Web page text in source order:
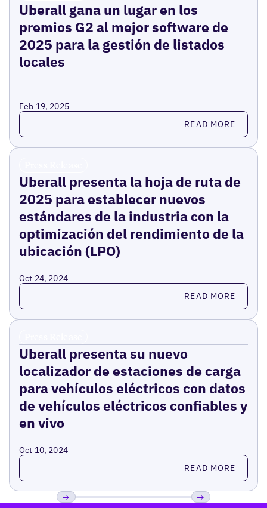
Uberall gana un lugar en los
premios G2 al mejor software de
2025 para la gestión de listados
locales
Feb 19, 2025
Read more READ MORE
Uberall presenta la hoja de ruta de
2025 para establecer nuevos
estándares de la industria con la
optimización del rendimiento de la
ubicación (LPO)
Oct 24, 2024
Read more READ MORE
Uberall presenta su nuevo
localizador de estaciones de carga
para vehículos eléctricos con datos
de vehículos eléctricos confiables y
en vivo
Oct 10, 2024
Read more READ MORE